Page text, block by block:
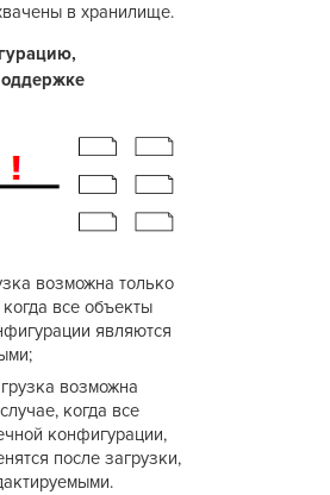
в хранилище.
возможна только
все объекты
являются
возможна
когда все
конфигурации,
после загрузки,